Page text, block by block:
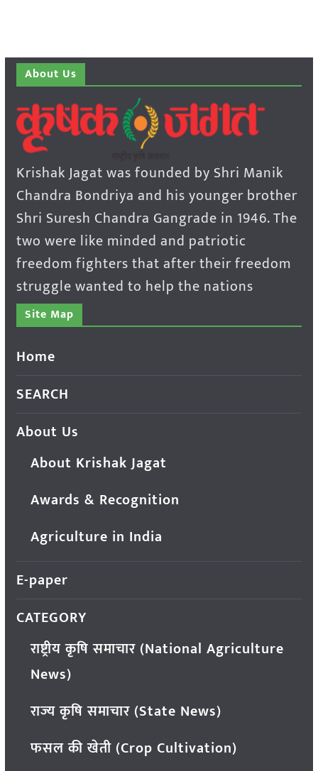
About Us
Krishak Jagat was founded by Shri Manik
Chandra Bondriya and his younger brother
Shri Suresh Chandra Gangrade in 1946. The
two were like minded and patriotic
freedom fighters that after their freedom
struggle wanted to help the nations
Site Map
Home
SEARCH
About Us
About Krishak Jagat
Awards & Recognition
Agriculture in India
E-paper
CATEGORY
राष्ट्रीय कृषि समाचार (National Agriculture
News)
राज्य कृषि समाचार (State News)
फसल की खेती (Crop Cultivation)